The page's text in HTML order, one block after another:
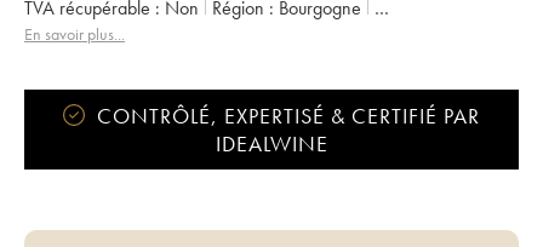
TVA récupérable :
non Région :
Bourgogne
Appellation :
En savoir plus...
CONTRÔLÉ, EXPERTISÉ & CERTIFIÉ PAR
IDEALWINE